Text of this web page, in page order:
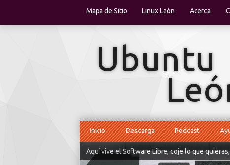
Mapa de Sitio Linux León Acerca
Inicio Descarga Podcast
Aquí vive el Software Libre, coje lo que